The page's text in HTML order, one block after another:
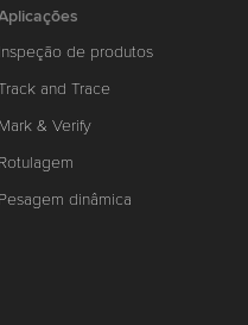
Inspeção de produtos
and Trace
Mark & Verify
Rotulagem
Pesagem dinâmica